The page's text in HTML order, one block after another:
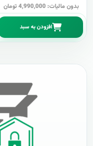
بدون مالیات: 4,990,000 تومان
افزودن به سبد